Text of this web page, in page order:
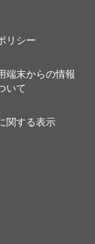
リシー
端末からの情報
いて
関する表示